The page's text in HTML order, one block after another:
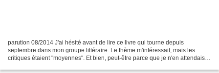
parution 08/2014 J'ai hésité avant de lire ce livre qui tourne depuis
septembre dans mon groupe littéraire. Le thème m'intéressait, mais les
critiques étaient "moyennes". Et bien, peut-être parce que je n'en attendais